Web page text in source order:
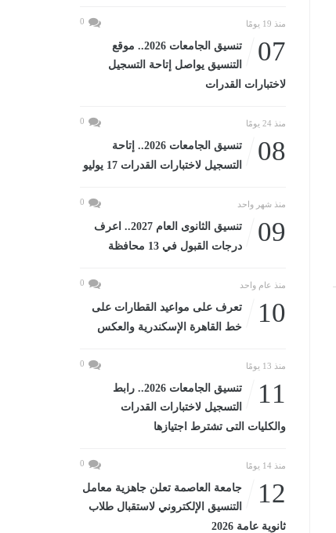
منذ 19 يومًا 0
07
تنسيق الجامعات 2026.. موقع
التنسيق يواصل إتاحة التسجيل
لاختبارات القدرات
منذ 24 يومًا 0
08
تنسيق الجامعات 2026.. إتاحة
التسجيل لاختبارات القدرات 17 يوليو
منذ شهر واحد 0
09
تنسيق الثانوى العام 2027.. اعرف
درجات القبول في 13 محافظة
منذ عام واحد 0
10
تعرف على مواعيد القطارات على
خط القاهرة الإسكندرية والعكس
منذ 13 يومًا 0
11
تنسيق الجامعات 2026.. رابط
التسجيل لاختبارات القدرات
والكليات التى تشترط اجتيازها
منذ 14 يومًا 0
12
جامعة العاصمة تعلن جاهزية معامل
التنسيق الإلكتروني لاستقبال طلاب
ثانوية عامة 2026